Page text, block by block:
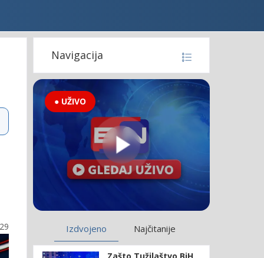
Navigacija
● UŽIVO
Izdvojeno Najčitanije